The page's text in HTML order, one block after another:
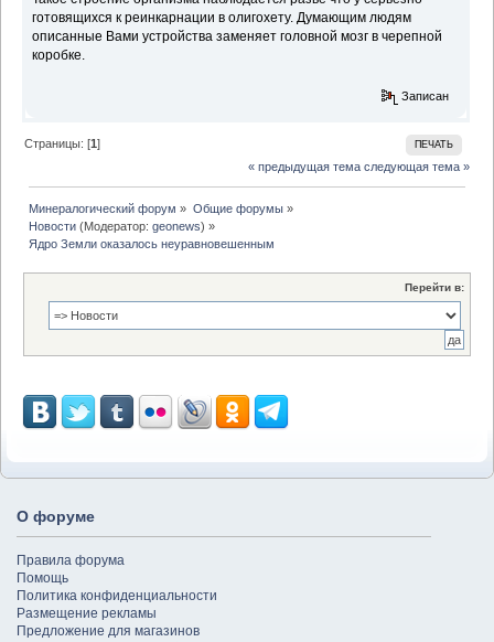
готовящихся к реинкарнации в олигохету. Думающим людям
описанные Вами устройства заменяет головной мозг в черепной
коробке.
Записан
ПЕЧАТЬ
Страницы: [1]
« предыдущая тема следующая тема »
Минералогический форум » Общие форумы»
Новости (Модератор:geonews) »
Ядро Земли оказалось неуравновешенным
Перейти в:
О форуме
Правила форума
Помощь
Политика конфиденциальности
Размещение рекламы
Предложение для магазинов